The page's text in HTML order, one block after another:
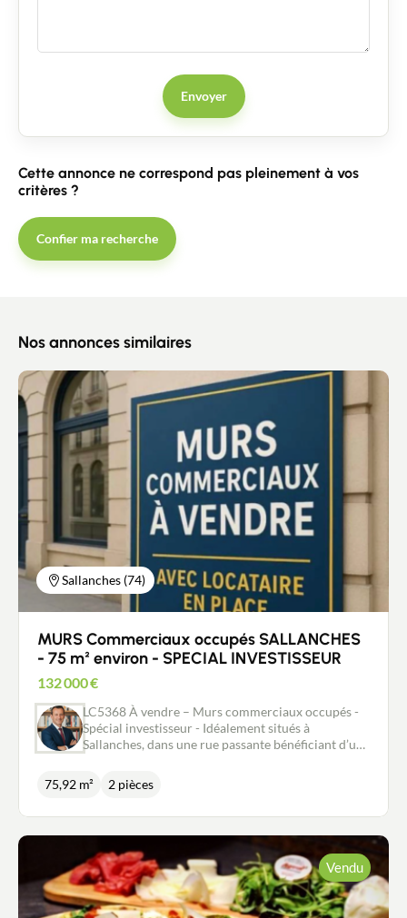
Contacter un conseiller
Estimer/Vendre
Acheter
Recrutement
Contact
Envoyer
Cette annonce ne correspond pas pleinement à vos
critères ?
Confier ma recherche
Nos annonces similaires
Sallanches (74)
MURS Commerciaux occupés SALLANCHES
- 75 m² environ - SPECIAL INVESTISSEUR
132 000€
LC5368 À vendre – Murs commerciaux occupés -
Spécial investisseur - Idéalement situés à
Sallanches, dans une rue passante bénéficiant d’une
représentent une opportunité d’investissement
sécurisée. D’une surface d’environ 75,92 m², le bien
commerciale, un dégagement, un WC, une partie
de pièce adaptées à une activité commerciale ou de
service. Les locaux sont actuellement occupés,
garantissant une rentabilité immédiate. 2 caves,
une place de parking privative Loyer annuel : 637 €
75,92 m² 2 pièces
Vendu